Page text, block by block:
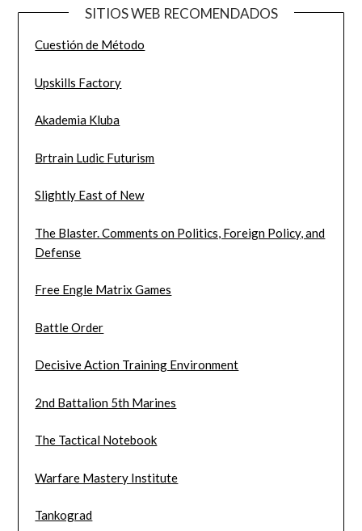
SITIOS WEB RECOMENDADOS
Cuestión de Método
Upskills Factory
Akademia Kluba
Brtrain Ludic Futurism
Slightly East of New
The Blaster. Comments on Politics, Foreign Policy, and
Defense
Free Engle Matrix Games
Battle Order
Decisive Action Training Environment
2nd Battalion 5th Marines
The Tactical Notebook
Warfare Mastery Institute
Tankograd